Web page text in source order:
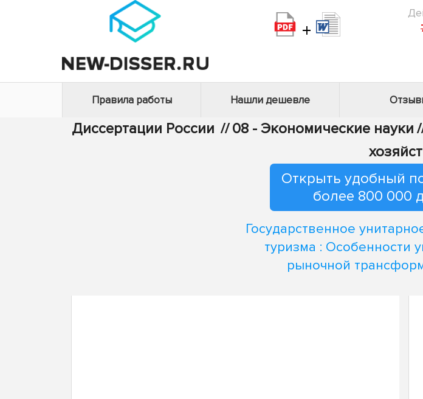
+
Правила работы Нашли дешевле
Диссертации России // 08 - Экономические науки
Открыть удобный
более 800 000
Государственное
туризма : Особенности
рыночной